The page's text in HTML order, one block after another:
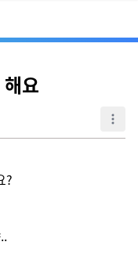
요
?